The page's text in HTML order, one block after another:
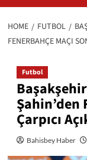
HOME FUTBOL
FENERBAHÇE MAÇI
Futbol
Şahin’den
Çarpıcı
Bahisbey Haber